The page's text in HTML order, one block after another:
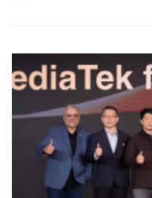
股。相較之下，南亞（1303
後面臨資金退潮壓力，為什